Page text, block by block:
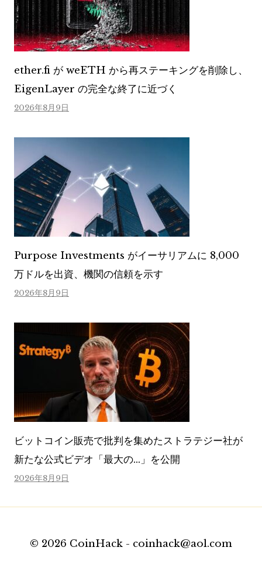
ether.fi が weETH から再ステーキングを削除し、
EigenLayer の完全な終了に近づく
2026年8月9日
Purpose Investments がイーサリアムに 8,000
万ドルを出資、機関の信頼を示す
2026年8月9日
ビットコイン販売で批判を集めたストラテジー社が
新たな公式ビデオ「最大の…」を公開
2026年8月9日
© 2026 CoinHack - coinhack@aol.com